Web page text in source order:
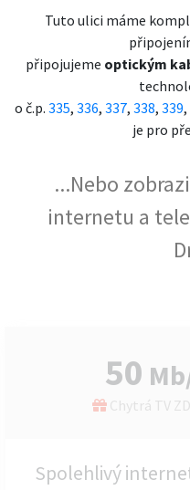
Pro firmy
Tuto ulici máme
připojujeme optickým
o č.p. 335, 336, 337, 338, 339,
je pro
...Nebo
internetu a
50
Chytrá TV
Spolehlivý